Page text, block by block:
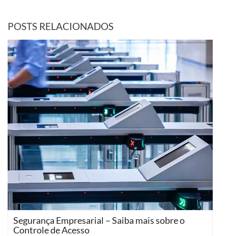
POSTS RELACIONADOS
Segurança Empresarial – Saiba mais sobre o
Controle de Acesso